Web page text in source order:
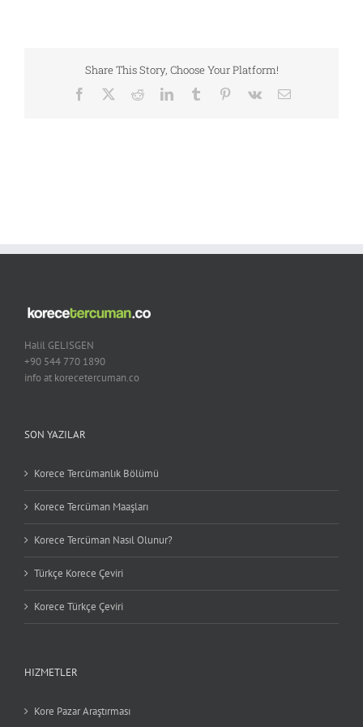
Share This Story, Choose Your Platform!
Facebook RedditLinkedInTumblr Pinterest
Vk Email
Halil GELISGEN
+90 544 770 1890
info at korecetercuman.co
SON YAZILAR
Korece Tercümanlık Bölümü
Korece Tercüman Maaşları
Korece Tercüman Nasıl Olunur?
Türkçe Korece Çeviri
Korece Türkçe Çeviri
HIZMETLER
Kore Pazar Araştırması